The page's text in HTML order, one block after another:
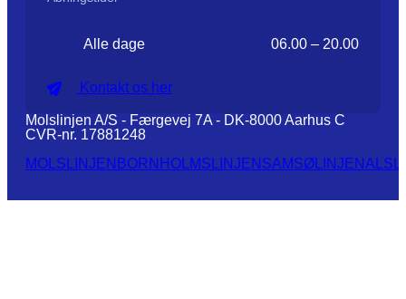
Alle dage 06.00 – 20.00
Kontakt os her
Molslinjen A/S - Færgevej 7A - DK-8000 Aarhus C
CVR-nr. 17881248
MOLSLINJEN BORNHOLMSLINJEN SAMSØLINJEN